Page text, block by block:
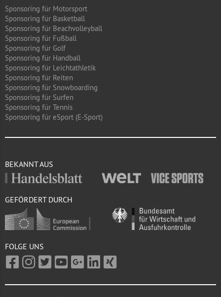
Sponsoring für Motorsport
Sponsoring für Basketball
Sponsoring für Beachvolleyball
Sponsoring für Fußball
Sponsoring für Golf
Sponsoring für Handball
Sponsoring für Leichtathletik
Sponsoring für Reiten
Sponsoring für Snowboarding
Sponsoring für Surfen
Sponsoring für Tennis
Sponsoring für eSport (E-Sport)
BEKANNT AUS
GEFÖRDERT DURCH
FOLGE UNS